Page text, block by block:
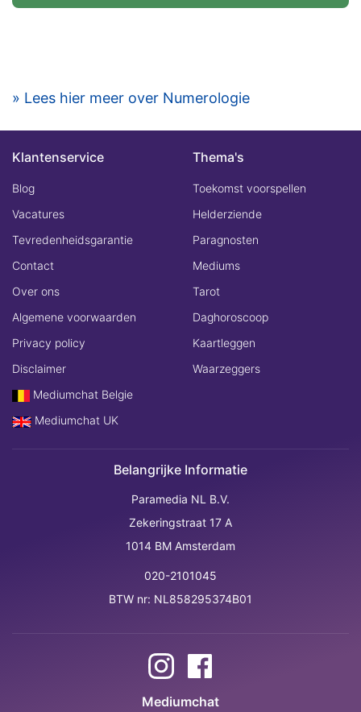
» Lees hier meer over Numerologie
Klantenservice
Blog
Vacatures
Tevredenheidsgarantie
Contact
Over ons
Algemene voorwaarden
Privacy policy
Disclaimer
Mediumchat Belgie
Mediumchat UK
Thema's
Toekomst voorspellen
Helderziende
Paragnosten
Mediums
Tarot
Daghoroscoop
Kaartleggen
Waarzeggers
Belangrijke Informatie
Paramedia NL B.V.
Zekeringstraat 17 A
1014 BM Amsterdam
020-2101045
BTW nr: NL858295374B01
Mediumchat